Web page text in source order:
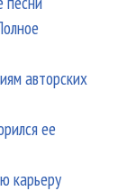
авторских
ее
карьеру